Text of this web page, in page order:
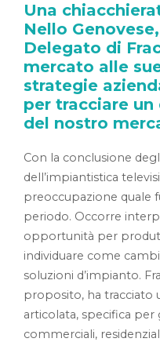
Una
Nello
Delegato di
mercato alle
strategie
per tracciare
del nostro
Con la conclusione
dell’impiantistica
preoccupazione quale
periodo. Occorre
opportunità per
individuare come
soluzioni d’impianto.
proposito, ha tracciato
articolata, specifica per
commerciali,